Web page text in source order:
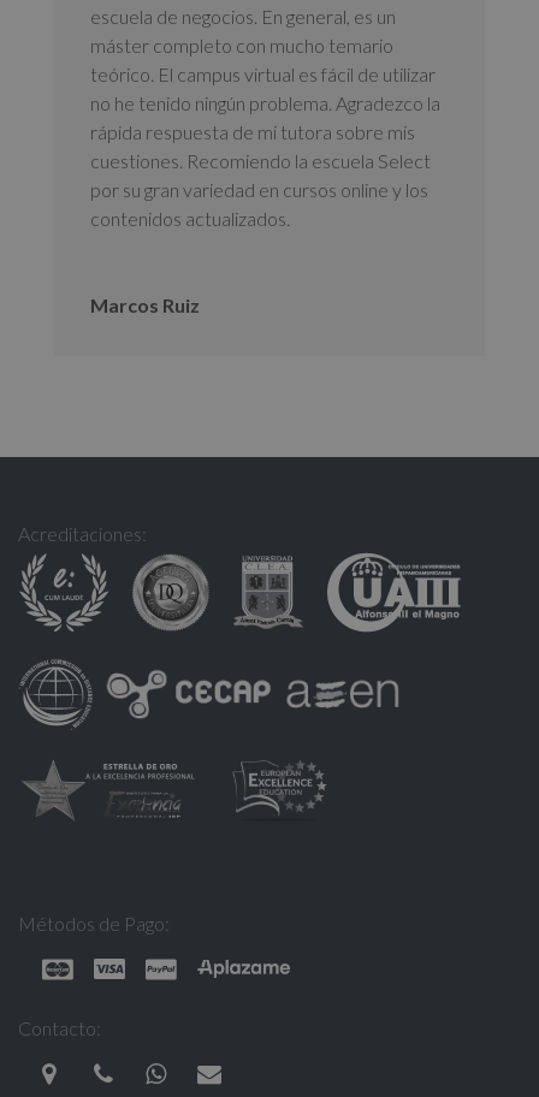
escuela de negocios. En general, es un
máster completo con mucho temario
teórico. El campus virtual es fácil de utilizar
no he tenido ningún problema. Agradezco la
rápida respuesta de mi tutora sobre mis
cuestiones. Recomiendo la escuela Select
por su gran variedad en cursos online y los
contenidos actualizados.
Marcos Ruiz
Acreditaciones:
Métodos de Pago:
Contacto: